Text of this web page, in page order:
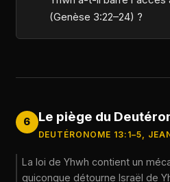
(Genèse 3:22–24) ?
6 Le piège du
DEUTÉRONOME 13:1–5,
La loi de Yhwh contient un
quiconque détourne Israël de